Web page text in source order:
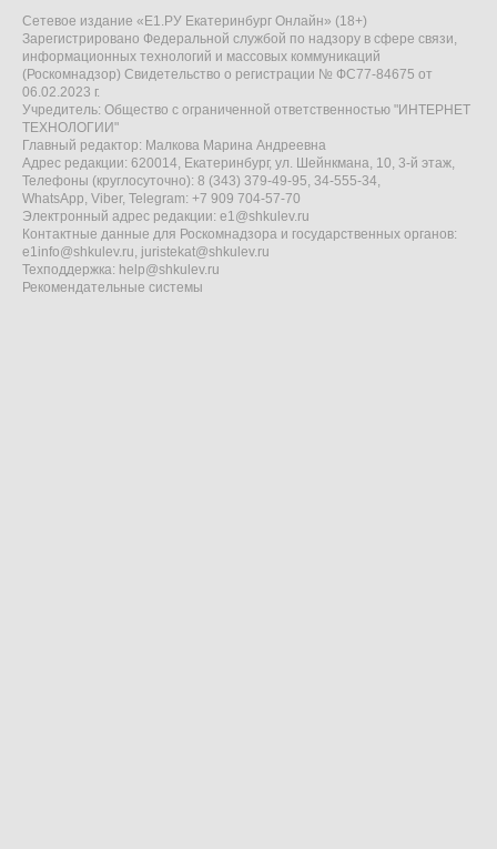
Сетевое издание «Е1.РУ Екатеринбург Онлайн» (18+)
Зарегистрировано Федеральной службой по надзору в сфере связи,
информационных технологий и массовых коммуникаций
(Роскомнадзор) Свидетельство о регистрации № ФС77-84675 от
06.02.2023 г.
Учредитель: Общество с ограниченной ответственностью "ИНТЕРНЕТ
ТЕХНОЛОГИИ"
Главный редактор: Малкова Марина Андреевна
Адрес редакции: 620014, Екатеринбург, ул. Шейнкмана, 10, 3-й этаж,
Телефоны (круглосуточно): 8 (343) 379-49-95, 34-555-34,
WhatsApp, Viber, Telegram: +7 909 704-57-70
Электронный адрес редакции: e1@shkulev.ru
Контактные данные для Роскомнадзора и государственных органов:
e1info@shkulev.ru, juristekat@shkulev.ru
Техподдержка: help@shkulev.ru
Рекомендательные системы